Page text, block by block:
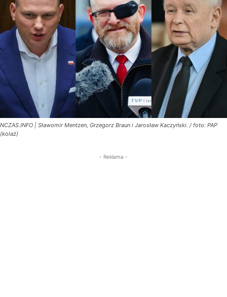
NCZAS.INFO | Sławomir Mentzen, Grzegorz Braun i Jarosław Kaczyński. / foto: PAP
(kolaż)
- Reklama -